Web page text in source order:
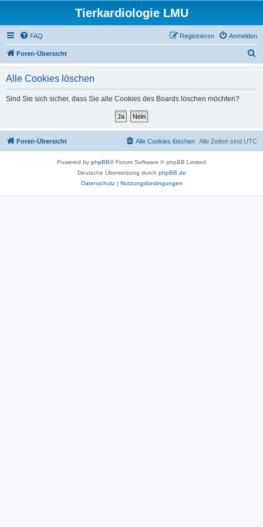
Tierkardiologie LMU
FAQ Anmelden
Registrieren
Foren-Übersicht
Alle Cookies löschen
Sind Sie sich sicher, dass Sie alle Cookies des Boards löschen möchten?
Foren-Übersicht Alle Zeiten sind UTC
Alle Cookies löschen
Powered by phpBB® Forum Software © phpBB Limited
Deutsche Übersetzung durch phpBB.de
Datenschutz| Nutzungsbedingungen